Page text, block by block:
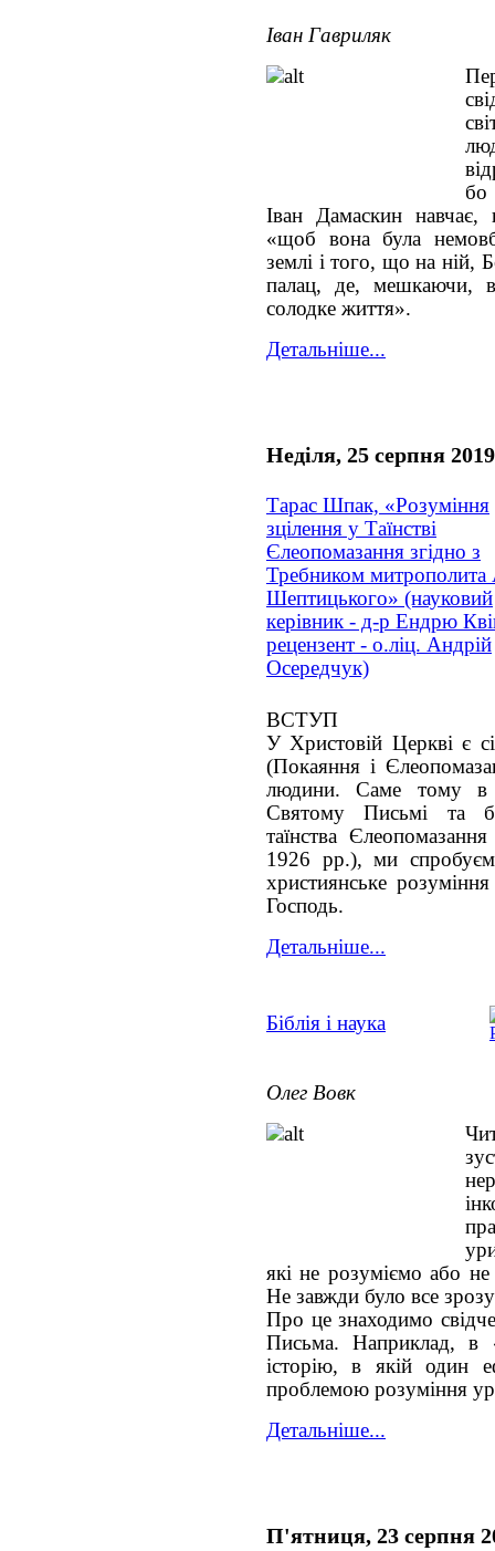
Іван Гавриляк
бо
Іван Дамаскин
«щоб вона була
землі і того, що на ній,
палац, де, мешкаючи,
солодке життя».
Детальніше...
Неділя, 25 серпня 2019
Тарас Шпак, «Розуміння
зцілення у Таїнстві
Єлеопомазання згідно з
Требником митрополита
Шептицького» (науковий
керівник - д-р Ендрю
рецензент - о.ліц. Андрій
Осередчук)
ВСТУП
У Христовій Церкві є
(Покаяння і
людини. Саме тому в
Святому Письмі та
таїнства
1926 рр.), ми
християнське
Господь.
Детальніше...
Біблія і наука
Олег Вовк
які не розуміємо або
Не завжди було все
Про це знаходимо
Письма. Наприклад, в
історію, в якій один
проблемою розуміння
Детальніше...
П'ятниця, 23 серпня